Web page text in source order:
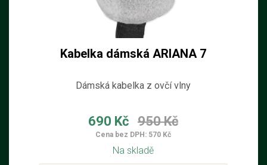
Kabelka dámská ARIANA 7
Dámská kabelka z ovčí vlny
690 Kč 950 Kč
Cena bez DPH: 570 Kč
Na skladě